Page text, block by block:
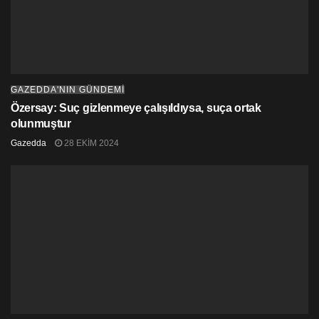
GAZEDDA'NIN GÜNDEMİ
Özersay: Suç gizlenmeye çalışıldıysa, suça ortak
olunmuştur
Gazedda 28 EKIM 2024